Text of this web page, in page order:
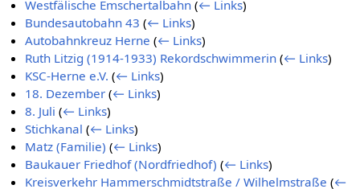
Westfälische Emschertalbahn (← Links)
Bundesautobahn 43 (← Links)
Autobahnkreuz Herne (← Links)
Ruth Litzig (1914-1933) Rekordschwimmerin (← Links)
KSC-Herne e.V. (← Links)
18. Dezember (← Links)
8. Juli (← Links)
Stichkanal (← Links)
Matz (Familie) (← Links)
Baukauer Friedhof (Nordfriedhof) (← Links)
Kreisverkehr Hammerschmidtstraße / Wilhelmstraße (←